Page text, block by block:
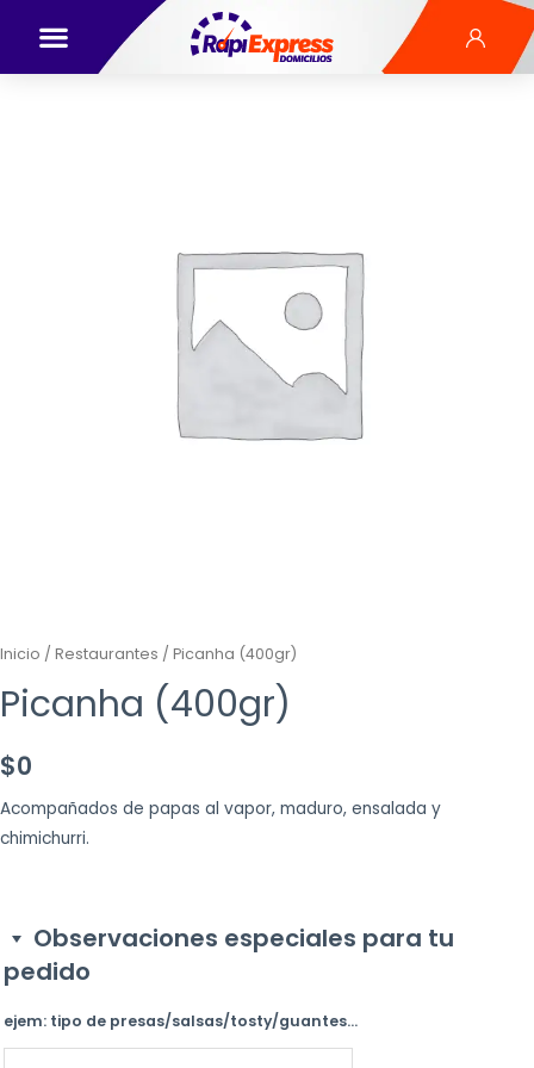
Inicio / Restaurantes / Picanha (400gr)
Picanha (400gr)
$0
Acompañados de papas al vapor, maduro, ensalada y
chimichurri.
Observaciones especiales para tu
pedido
ejem: tipo de presas/salsas/tosty/guantes...